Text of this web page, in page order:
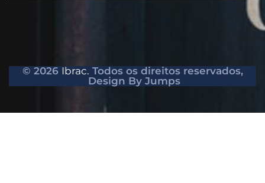
© 2026 Ibrac. Todos os direitos reservados,
Design By Jumps